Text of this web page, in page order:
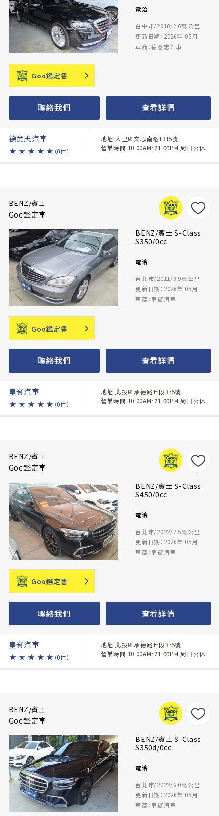
電洽
台中市/2018/2.6萬公里
更新日期：2026年 05月
車商：德意志汽車
Goo鑑定書
聯絡我們 查看詳情
德意志汽車
★ ★ ★ ★ ★ （0件）
地址:大里區文心南路1315號
營業時間:10:00AM~21:00PM 周日公休
BENZ/賓士
Goo鑑定車
BENZ/賓士 S-Class
S350/0cc
電洽
台北市/2011/8.9萬公里
更新日期：2026年 05月
車商：皇賓汽車
Goo鑑定書
聯絡我們 查看詳情
皇賓汽車
★ ★ ★ ★ ★ （0件）
地址:北投區承德路七段375號
營業時間:10:00AM~21:00PM 周日公休
BENZ/賓士
Goo鑑定車
BENZ/賓士 S-Class
S450/0cc
電洽
台北市/2022/2.5萬公里
更新日期：2026年 05月
車商：皇賓汽車
Goo鑑定書
聯絡我們 查看詳情
皇賓汽車
★ ★ ★ ★ ★ （0件）
地址:北投區承德路七段375號
營業時間:10:00AM~21:00PM 周日公休
BENZ/賓士
Goo鑑定車
BENZ/賓士 S-Class
S350d/0cc
電洽
台北市/2022/6.0萬公里
更新日期：2026年 05月
車商：皇賓汽車